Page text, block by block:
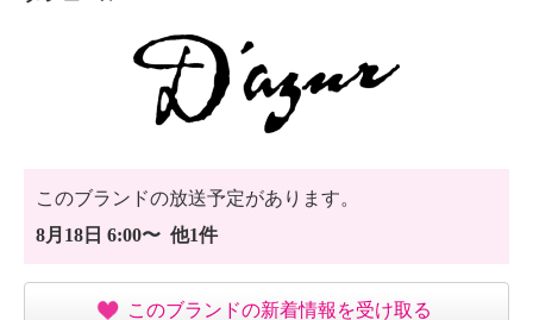
・ドライクリーニング：石油系ドライクリーニング可
・ウエットクリーニング：可
【個体差あり】
【原産国（地）】
このブランドの放送予定があります。
8月18日 6:00〜 他1件
このブランドの新着情報を受け取る